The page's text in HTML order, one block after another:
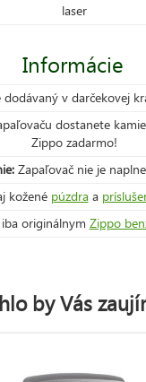
laser
Informácie
dodávaný v darčekovej
dostanete
Zippo zadarmo!
Zapaľovač nie je
kožené púzdraa
originálnym Zippo
by Vás